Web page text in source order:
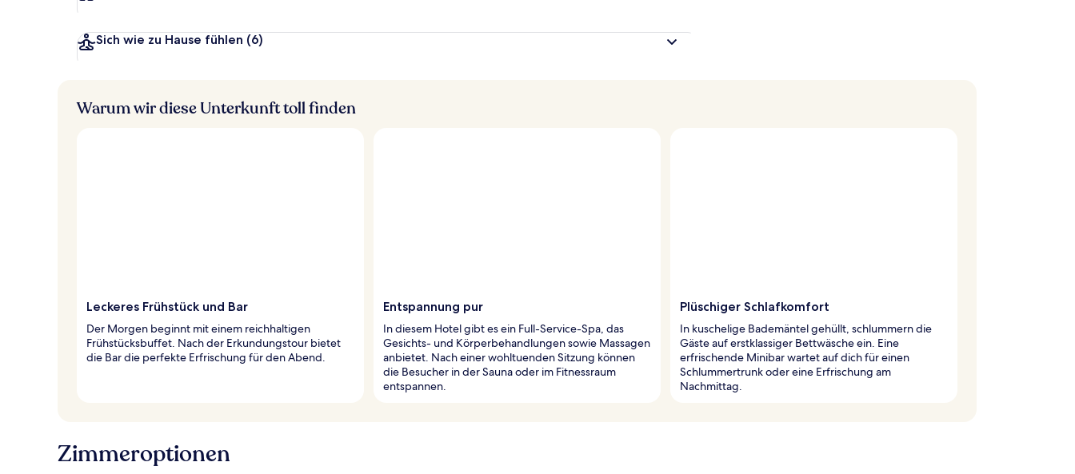
Sich wie zu Hause fühlen (6)
Warum wir diese Unterkunft toll finden
Leckeres Frühstück und Bar
Der Morgen beginnt mit einem reichhaltigen
Frühstücksbuffet. Nach der Erkundungstour bietet
die Bar die perfekte Erfrischung für den Abend.
Entspannung pur
In diesem Hotel gibt es ein Full-Service-Spa, das
Gesichts- und Körperbehandlungen sowie Massagen
anbietet. Nach einer wohltuenden Sitzung können
die Besucher in der Sauna oder im Fitnessraum
entspannen.
Plüschiger Schlafkomfort
In kuschelige Bademäntel gehüllt, schlummern die
Gäste auf erstklassiger Bettwäsche ein. Eine
erfrischende Minibar wartet auf dich für einen
Schlummertrunk oder eine Erfrischung am
Nachmittag.
Zimmeroptionen